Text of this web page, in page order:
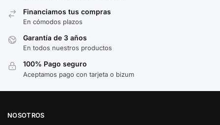
Financiamos tus compras
En cómodos plazos
Garantía de 3 años
En todos nuestros productos
100% Pago seguro
Aceptamos pago con tarjeta o bizum
NOSOTROS